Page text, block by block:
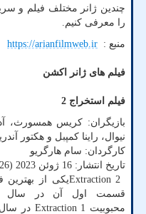
چندین ژانر مختلف فیلم و
را معرفی کنیم.
منبع : https://arianfilmweb.ir
فیلم های ژانر اکشن
فیلم استخراج 2
بازیگران: کریس همسورث،
نیوال، راینا کمپبل و هکتور
کارگردان: سام هارگریو
تاریخ انتشار: 16 ژوئن 2023 (26 ژوئن 1402)
Extraction 2
محبوبیت Extraction 1